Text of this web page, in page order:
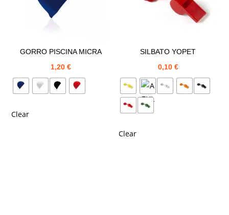
GORRO PISCINA MICRA
1,20€
Clear
SILBATO YOPET
0,10 €
Clear